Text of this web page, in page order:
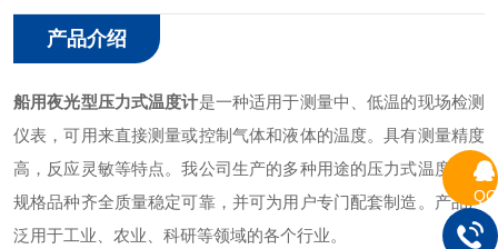
产品介绍
船用夜光型压力式温度计是一种适用于测量中、低温的现场检测
仪表，可用来直接测量或控制气体和液体的温度。具有测量精度
高，反应灵敏等特点。我公司生产的多种用途的压力式温度计，
规格品种齐全质量稳定可靠，并可为用户专门配套制造。产品广
泛用于工业、农业、科研等领域的各个行业。
QQ